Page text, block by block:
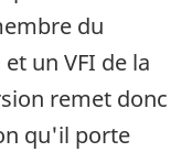
du
un VFI de la
remet donc
qu'il porte